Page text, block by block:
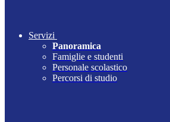
Servizi
Panoramica
Famiglie e studenti
Personale scolastico
Percorsi di studio